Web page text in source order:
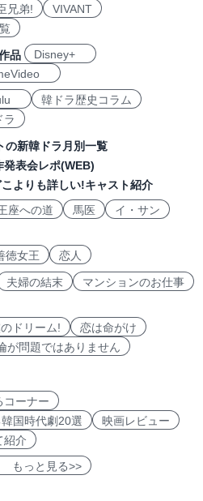
兄弟!
VIVANT
品
Disney+
韓ドラ歴史コラム
ラ
の新韓ドラ月別一覧
発表会レポ(WEB)
こよりも詳しい!キャスト紹介
座への道 馬医
イ・サン
徳女王 恋人
夫婦の結末
マンションのお仕事
ドリーム!
恋は命がけ
が問題ではありません
コーナー
国時代劇20選
映画レビュー
紹介
と見る>>